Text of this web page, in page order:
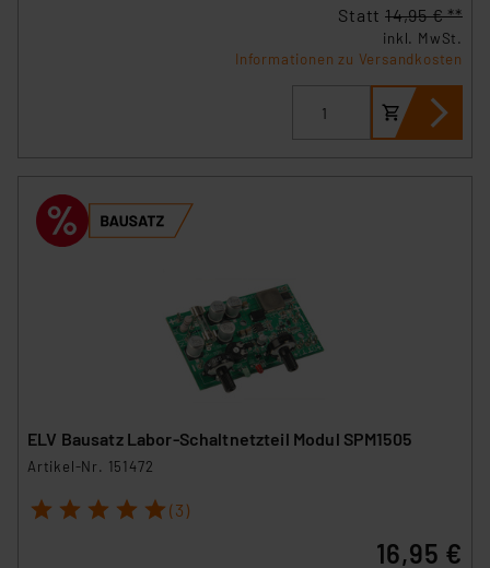
Statt 14,95 € **
inkl. MwSt.
Informationen zu Versandkosten
ELV Bausatz Labor-Schaltnetzteil Modul SPM1505
Artikel-Nr. 151472
1 2 3 4 5 (3)
16,95 €